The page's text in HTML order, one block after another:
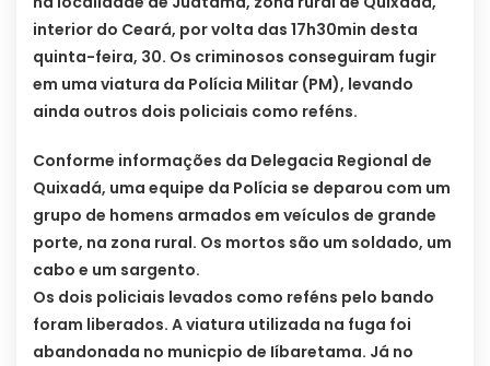
interior do Ceará, por volta das 17h30min desta
quinta-feira, 30. Os criminosos conseguiram fugir
em uma viatura da Polícia Militar (PM), levando
ainda outros dois policiais como reféns.
Conforme informações da Delegacia Regional de
Quixadá, uma equipe da Polícia se deparou com um
grupo de homens armados em veículos de grande
porte, na zona rural. Os mortos são um soldado, um
cabo e um sargento.
Os dois policiais levados como reféns pelo bando
foram liberados. A viatura utilizada na fuga foi
abandonada no municpio de Iíbaretama. Já no